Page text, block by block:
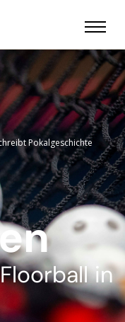
Pokalgeschichte
in